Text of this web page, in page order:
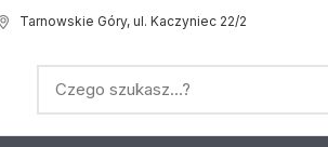
Tarnowskie Góry, ul. Kaczyniec 22/2